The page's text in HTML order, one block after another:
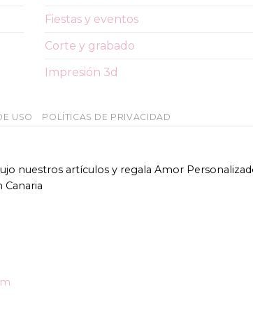
Fiestas y eventos
Corte y grabado
Impresión 3d
USO POLÍTICAS DE PRIVACIDAD
nuestros artículos y regala Amor
Canaria